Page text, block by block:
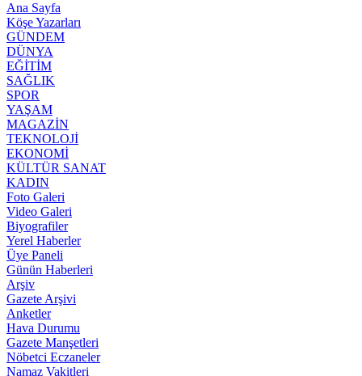
Ana Sayfa
Köşe Yazarları
GÜNDEM
DÜNYA
EĞİTİM
SAĞLIK
SPOR
YAŞAM
MAGAZİN
TEKNOLOJİ
EKONOMİ
KÜLTÜR SANAT
KADIN
Foto Galeri
Video Galeri
Biyografiler
Yerel Haberler
Üye Paneli
Günün Haberleri
Arşiv
Gazete Arşivi
Anketler
Hava Durumu
Gazete Manşetleri
Nöbetci Eczaneler
Namaz Vakitleri